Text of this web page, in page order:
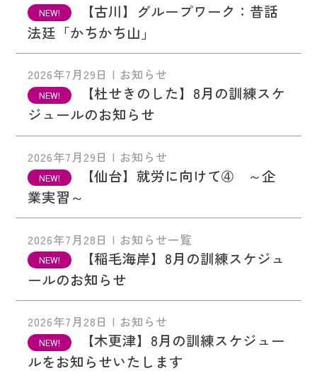
【古川】グループワーク：昔話
法廷「かちかち山」
2026年7月29日 | お知らせ
【杜せきのした】8月の訓練スケ
ジュールのお知らせ
2026年7月29日 | お知らせ
【仙台】就労に向けて➃ ～企
業実習～
2026年7月28日 | お知らせ一覧
【稲毛海岸】8月の訓練スケジュ
ールのお知らせ
2026年7月28日 | お知らせ
【木更津】8月の訓練スケジュー
ルをお知らせいたします